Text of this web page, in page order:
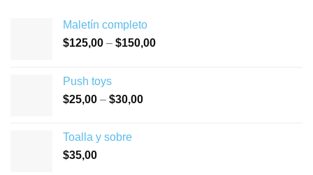
Maletín completo
$125,00 – $150,00
Push toys
$25,00 – $30,00
Toalla y sobre
$35,00